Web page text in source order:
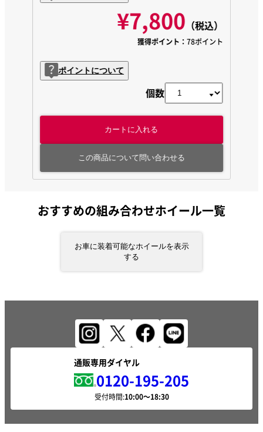
¥7,800 （税込）
獲得ポイント： 78ポイント
ポイントについて
個数
カートに入れる
この商品について問い合わせる
おすすめの組み合わせホイール一覧
お車に装着可能なホイールを表示
する
通販専用ダイヤル
0120-195-205
受付時間: